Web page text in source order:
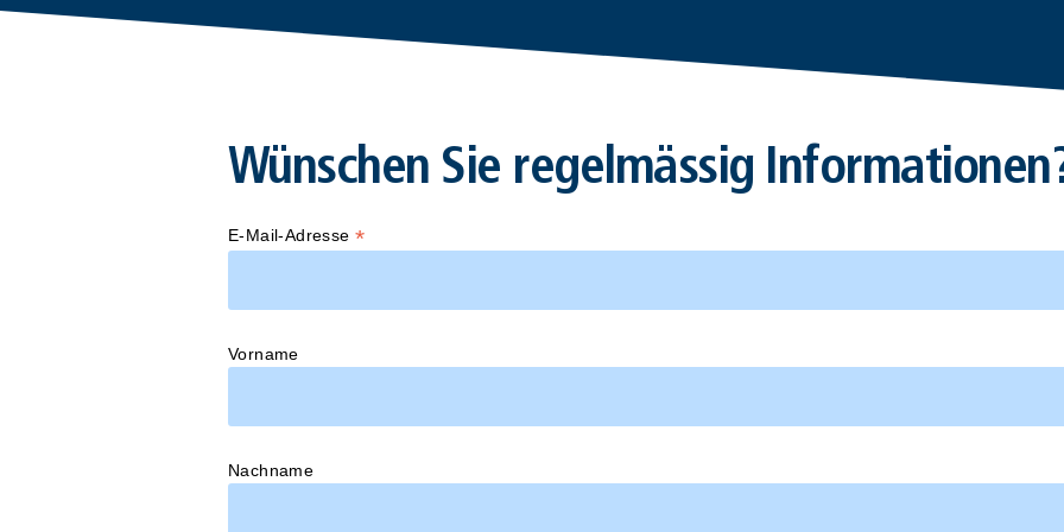
Wünschen Sie regelmässig
E-Mail-Adresse*
Vorname
Nachname